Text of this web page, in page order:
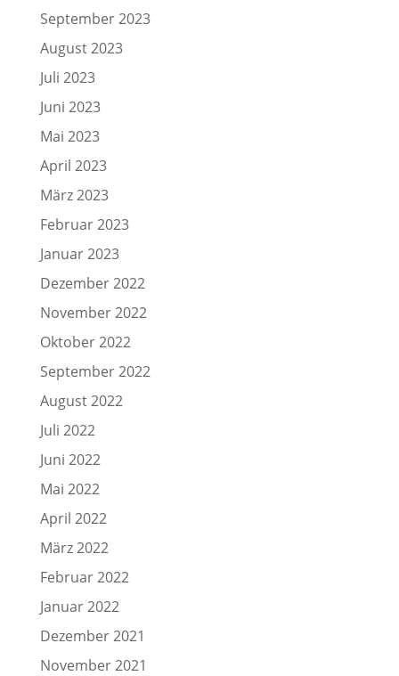
September 2023
August 2023
Juli 2023
Juni 2023
Mai 2023
April 2023
März 2023
Februar 2023
Januar 2023
Dezember 2022
November 2022
Oktober 2022
September 2022
August 2022
Juli 2022
Juni 2022
Mai 2022
April 2022
März 2022
Februar 2022
Januar 2022
Dezember 2021
November 2021